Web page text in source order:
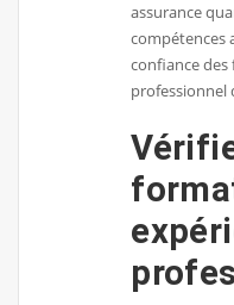
assurance
compétences
confiance
professionnel